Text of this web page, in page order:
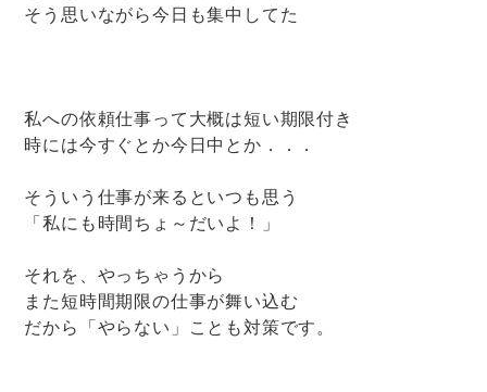
そう思いながら今日も集中してた
私への依頼仕事って大概は短い期限付き
時には今すぐとか今日中とか．．．
そういう仕事が来るといつも思う
「私にも時間ちょ～だいよ！」
それを、やっちゃうから
また短時間期限の仕事が舞い込む
だから「やらない」ことも対策です。